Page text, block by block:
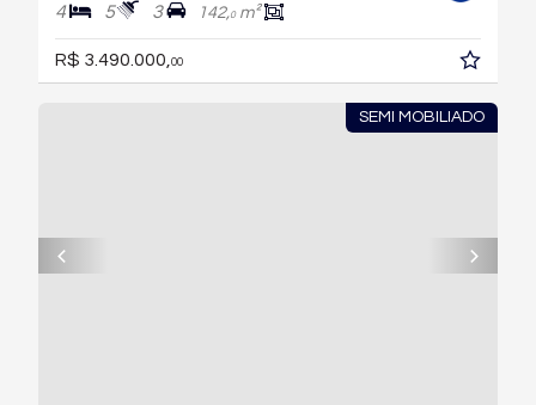
4 5 3 142,0m²
R$ 3.490.000,00
SEMI MOBILIADO